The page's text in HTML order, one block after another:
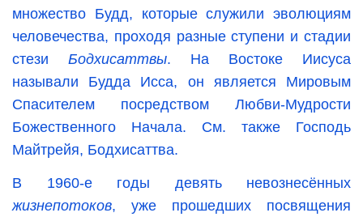
множество Будд, которые служили эволюциям
человечества, проходя разные ступени и стадии
стези Бодхисаттвы. На Востоке Иисуса
называли Будда Исса, он является Мировым
Спасителем посредством Любви-Мудрости
Божественного Начала. См. также Господь
Майтрейя, Бодхисаттва.
В 1960-е годы девять невознесённых
жизнепотоков, уже прошедших посвящения